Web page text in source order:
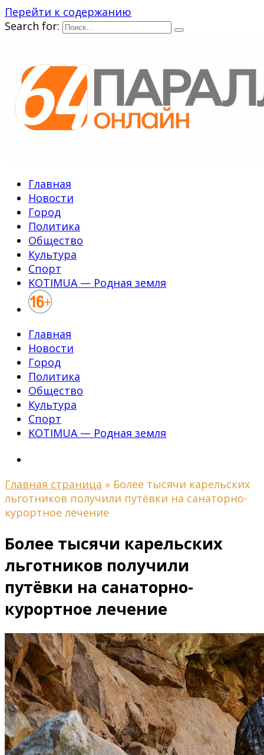
Перейти к содержанию
Search for:
Главная
Новости
Город
Политика
Общество
Культура
Спорт
KOTIMUA — Родная земля
Главная
Новости
Город
Политика
Общество
Культура
Спорт
KOTIMUA — Родная земля
Главная страница » Более тысячи карельских
льготников получили путёвки на санаторно-
курортное лечение
Более тысячи карельских
льготников получили
путёвки на санаторно-
курортное лечение